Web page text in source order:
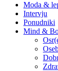
Moda &
Intervju
Ponudniki
Mind &